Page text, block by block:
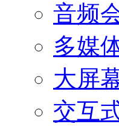
音频
多媒
大屏
交互